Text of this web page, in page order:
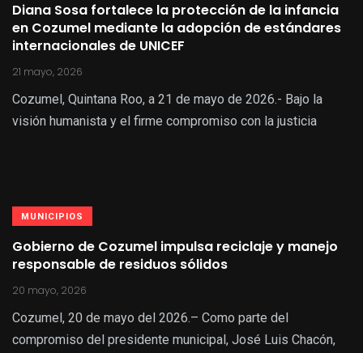
Diana Sosa fortalece la protección de la infancia
en Cozumel mediante la adopción de estándares
internacionales de UNICEF
21 mayo, 2026
Cozumel, Quintana Roo, a 21 de mayo de 2026.- Bajo la
visión humanista y el firme compromiso con la justicia
MUNICIPIOS
Gobierno de Cozumel impulsa reciclaje y manejo
responsable de residuos sólidos
20 mayo, 2026
Cozumel, 20 de mayo del 2026.– Como parte del
compromiso del presidente municipal, José Luis Chacón,